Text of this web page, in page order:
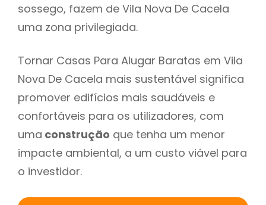
sossego, fazem de Vila Nova De Cacela
uma zona privilegiada.
Tornar Casas Para Alugar Baratas em Vila
Nova De Cacela mais sustentável significa
promover edifícios mais saudáveis e
confortáveis para os utilizadores, com
uma construção que tenha um menor
impacte ambiental, a um custo viável para
o investidor.